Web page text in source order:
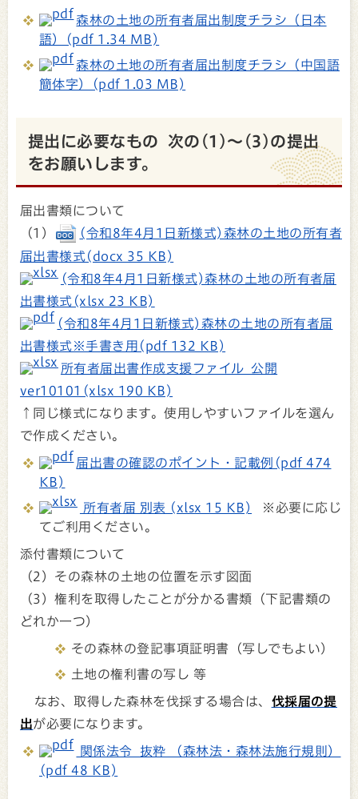
森林の土地の所有者届出制度チラシ（日本
語）(pdf 1.34 MB)
森林の土地の所有者届出制度チラシ（中国語
簡体字）(pdf 1.03 MB)
提出に必要なもの 次の(1)～(3)の提出
をお願いします。
届出書類について
（1）
(令和8年4月1日新様式)森林の土地の所有者
届出書様式(docx 35 KB)
(令和8年4月1日新様式)森林の土地の所有者届
出書様式(xlsx 23 KB)
(令和8年4月1日新様式)森林の土地の所有者届
出書様式※手書き用(pdf 132 KB)
所有者届出書作成支援ファイル_公開
ver10101(xlsx 190 KB)
↑同じ様式になります。使用しやすいファイルを選ん
で作成ください。
届出書の確認のポイント・記載例(pdf 474
KB)
所有者届 別表 (xlsx 15 KB)
※必要に応じ
てご利用ください。
添付書類について
（2）その森林の土地の位置を示す図面
（3）権利を取得したことが分かる書類（下記書類の
どれか一つ）
その森林の登記事項証明書（写しでもよい）
土地の権利書の写し 等
なお、取得した森林を伐採する場合は、 伐採届の提
出が必要になります。
関係法令 抜粋 （森林法・森林法施行規則）
(pdf 48 KB)